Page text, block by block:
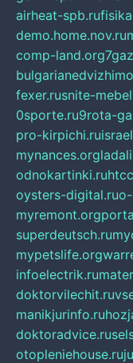
airheat-spb.ru
demo.home.nov.ru
comp-land.org
fexer.rusnite-
0sporte.ru9rota-
pro-kirpichi.ru
mynances.org
odnokartinki.ru
oysters-digital.ru
myremont.org
superdeutsch.ru
mypetslife.org
infoelectrik.ru
doktorvilechit.ru
manikjurinfo.ru
doktoradvice.ru
otopleniehouse.ru